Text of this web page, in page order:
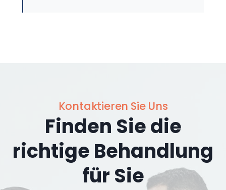
Kontaktieren Sie Uns
Finden Sie die
richtige Behandlung
für Sie